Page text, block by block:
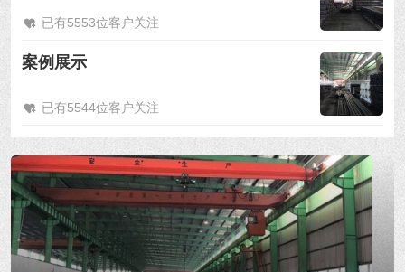
已有5553位客户关注
案例展示
已有5544位客户关注